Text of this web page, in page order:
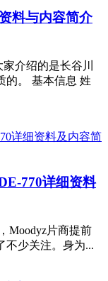
料与内容简介
介绍的是长谷川
的。 基本信息 姓
770详细资料
Moodyz片商提前
不少关注。身为...